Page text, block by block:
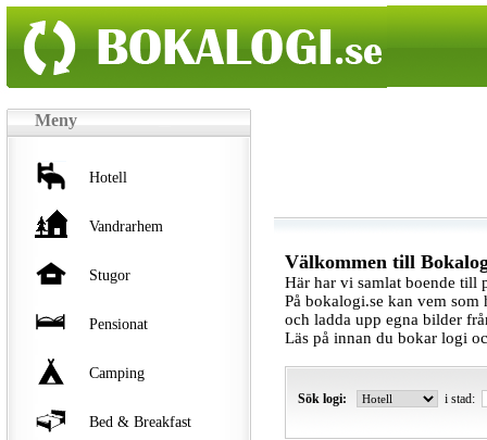
Meny
Hotell
Vandrarhem
Stugor
Pensionat
Camping
Bed & Breakfast
Välkommen till
Här har vi samlat boende till
På bokalogi.se kan vem
och ladda upp egna bilder
Läs på innan du bokar logi
Sök logi: i stad: